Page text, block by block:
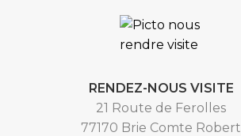
RENDEZ-NOUS VISITE
21 Route de Ferolles
77170 Brie Comte Robert